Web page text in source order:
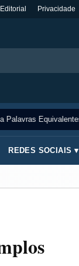
Privacidade
Equivalentes
REDES SOCIAIS ▾